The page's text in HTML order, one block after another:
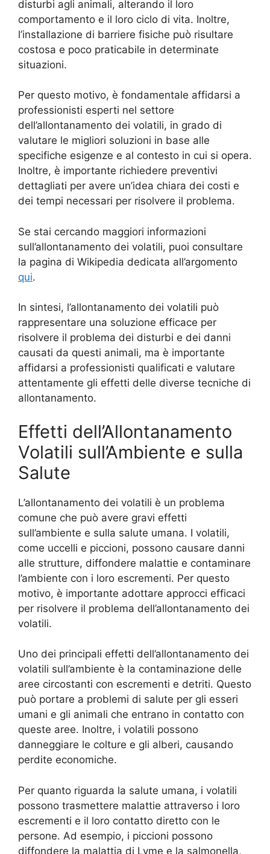
disturbi agli animali, alterando il loro
comportamento e il loro ciclo di vita. Inoltre,
l’installazione di barriere fisiche può risultare
costosa e poco praticabile in determinate
situazioni.
Per questo motivo, è fondamentale affidarsi a
professionisti esperti nel settore
dell’allontanamento dei volatili, in grado di
valutare le migliori soluzioni in base alle
specifiche esigenze e al contesto in cui si opera.
Inoltre, è importante richiedere preventivi
dettagliati per avere un’idea chiara dei costi e
dei tempi necessari per risolvere il problema.
Se stai cercando maggiori informazioni
sull’allontanamento dei volatili, puoi consultare
la pagina di Wikipedia dedicata all’argomento
qui.
In sintesi, l’allontanamento dei volatili può
rappresentare una soluzione efficace per
risolvere il problema dei disturbi e dei danni
causati da questi animali, ma è importante
affidarsi a professionisti qualificati e valutare
attentamente gli effetti delle diverse tecniche di
allontanamento.
Effetti dell’Allontanamento
Volatili sull’Ambiente e sulla
Salute
L’allontanamento dei volatili è un problema
comune che può avere gravi effetti
sull’ambiente e sulla salute umana. I volatili,
come uccelli e piccioni, possono causare danni
alle strutture, diffondere malattie e contaminare
l’ambiente con i loro escrementi. Per questo
motivo, è importante adottare approcci efficaci
per risolvere il problema dell’allontanamento dei
volatili.
Uno dei principali effetti dell’allontanamento dei
volatili sull’ambiente è la contaminazione delle
aree circostanti con escrementi e detriti. Questo
può portare a problemi di salute per gli esseri
umani e gli animali che entrano in contatto con
queste aree. Inoltre, i volatili possono
danneggiare le colture e gli alberi, causando
perdite economiche.
Per quanto riguarda la salute umana, i volatili
possono trasmettere malattie attraverso i loro
escrementi e il loro contatto diretto con le
persone. Ad esempio, i piccioni possono
diffondere la malattia di Lyme e la salmonella,